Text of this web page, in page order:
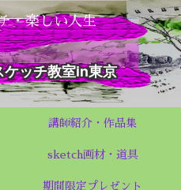
・楽しい人生
ッチ教室in東京
講師紹介・作品集
sketch画材・道具
期間限定プレゼント